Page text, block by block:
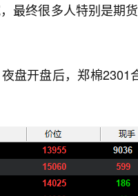
最终很多人特别是期
盘开盘后，郑棉